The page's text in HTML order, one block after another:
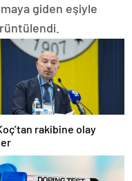
giden eşiyle
rakibine olay